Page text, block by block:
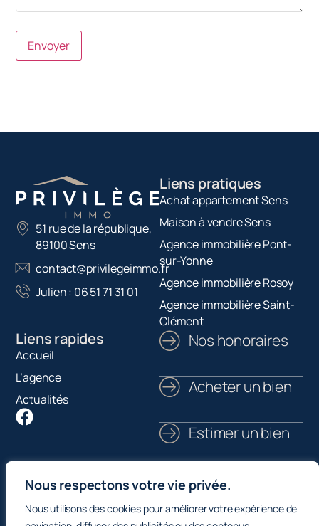
Nous respectons votre vie privée.
Nous utilisons des cookies pour améliorer votre expérience de
Envoyer
51 rue de la république,
89100 Sens
contact@privilegeimmo.fr
Julien : 06 51 71 31 01
Liens pratiques
Achat appartement Sens
Maison à vendre Sens
Agence immobilière Pont-
sur-Yonne
Agence immobilière Rosoy
Agence immobilière Saint-
Clément
Liens rapides
Accueil
L’agence
Actualités
Nos honoraires
Acheter un bien
Estimer un bien
Nous contacter
Mentions légales